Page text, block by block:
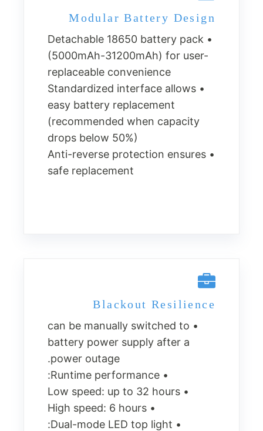
Modular Battery Design
• Detachable 18650 battery pack
(5000mAh-31200mAh) for user-
replaceable convenience
• Standardized interface allows
easy battery replacement
(recommended when capacity
drops below 50%)
• Anti-reverse protection ensures
safe replacement
Blackout Resilience
• can be manually switched to
battery power supply after a
power outage.
• Runtime performance:
• Low speed: up to 32 hours
• High speed: 6 hours
• Dual-mode LED top light: